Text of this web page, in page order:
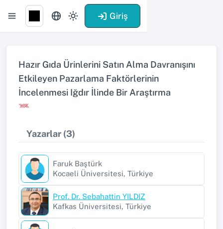
Giriş
Hazır Gıda Ürinlerini Satın Alma Davranışını
Etkileyen Pazarlama Faktörlerinin
İncelenmesi Iğdır İlinde Bir Araştırma
Yazarlar (3)
Faruk Baştürk
Kocaeli Üniversitesi, Türkiye
Prof. Dr. Sebahattin YILDIZ
Kafkas Üniversitesi, Türkiye